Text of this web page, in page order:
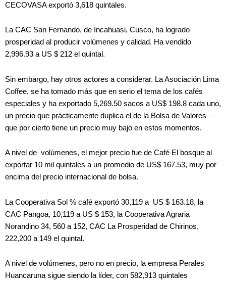
CECOVASA exportó 3,618 quintales.
La CAC San Fernando, de Incahuasi, Cusco, ha logrado
prosperidad al producir volúmenes y calidad. Ha vendido
2,996.93 a US $ 212 el quintal.
Sin embargo, hay otros actores a considerar. La Asociación Lima
Coffee, se ha tomado más que en serio el tema de los cafés
especiales y ha exportado 5,269.50 sacos a US$ 198.8 cada uno,
un precio que prácticamente duplica el de la Bolsa de Valores –
que por cierto tiene un precio muy bajo en estos momentos.
A nivel de volúmenes, el mejor precio fue de Café El bosque al
exportar 10 mil quintales a un promedio de US$ 167.53, muy por
encima del precio internacional de bolsa.
La Cooperativa Sol % café exportó 30,119 a US $ 163.18, la
CAC Pangoa, 10,119 a US $ 153, la Cooperativa Agraria
Norandino 34, 560 a 152, CAC La Prosperidad de Chirinos,
222,200 a 149 el quintal.
A nivel de volúmenes, pero no en precio, la empresa Perales
Huancaruna sigue siendo la líder, con 582,913 quintales